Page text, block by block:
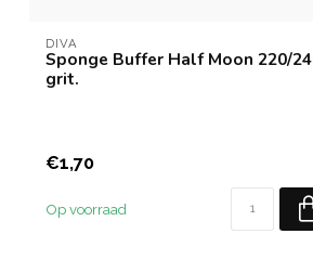
DIVA
Sponge Buffer Half Moon 220/
grit.
€1,70
Op voorraad